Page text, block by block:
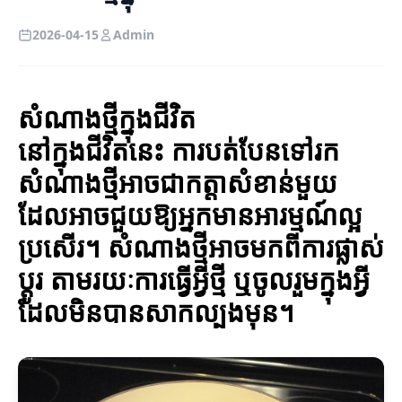
2026-04-15 Admin
សំណាងថ្មីក្នុងជីវិត
នៅក្នុងជីវិតនេះ ការបត់បែនទៅរក
សំណាងថ្មីអាចជាកត្តាសំខាន់មួយ
ដែលអាចជួយឱ្យអ្នកមានអារម្មណ៍ល្អ
ប្រសើរ។ សំណាងថ្មីអាចមកពីការផ្លាស់
ប្តូរ តាមរយៈការធ្វើអ្វីថ្មី ឬចូលរួមក្នុងអ្វី
ដែលមិនបានសាកល្បងមុន។